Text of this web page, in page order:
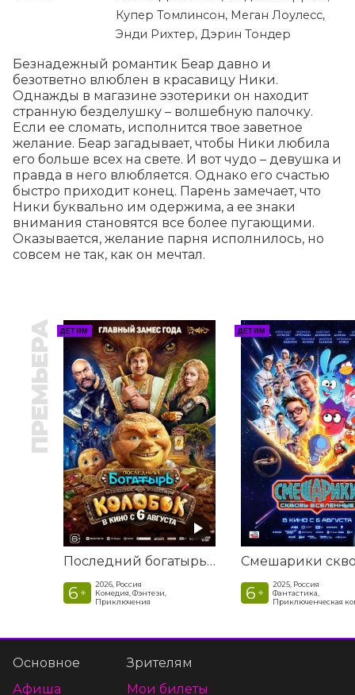
Купер Томлинсон, Меган Лоулесс,
Энди Рихтер, Дэрин Тондер
Безнадежный романтик Беар давно и
безответно влюблен в красавицу Ники.
Однажды в магазине эзотерики он находит
странную безделушку – волшебную палочку.
Если ее сломать, исполнится твое заветное
желание. Беар загадывает, чтобы Ники любила
его больше всех на свете. И вот чудо – девушка и
правда в него влюбляется. Однако его счастью
быстро приходит конец. Парень замечает, что
Ники буквально им одержима, а ее знаки
внимания становятся все более пугающими.
Оказывается, желание парня исполнилось, но
совсем не так, как он мечтал.
ПРЕМЬЕРА ДЕТЯМ
Последний богатырь. Колобок
6 +
2026, Россия
Комедия, Фэнтези,
Приключения
ДЕТЯМ
6 +
2025, Россия
Фантастика,
Приключенческая
Основное
Афиша
Зрителям
Мои билеты